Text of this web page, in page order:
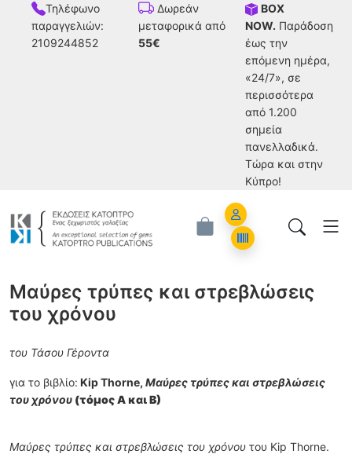
Τηλέφωνο
παραγγελιών:
2109244852
Δωρεάν
μεταφορικά από
55€
BOX
NOW. Παράδοση
έως την
επόμενη ημέρα,
«24/7», σε
περισσότερα
από 1.200
σημεία
πανελλαδικά.
Tώρα και στην
Κύπρο!
Account
Orders
Μαύρες τρύπες και στρεβλώσεις
του χρόνου
του Τάσου Γέροντα
για το βιβλίο: Kip Thorne, Μαύρες τρύπες και στρεβλώσεις
του χρόνου (τόμος Α και Β)
Μαύρες τρύπες και στρεβλώσεις του χρόνου του Kip Thorne.